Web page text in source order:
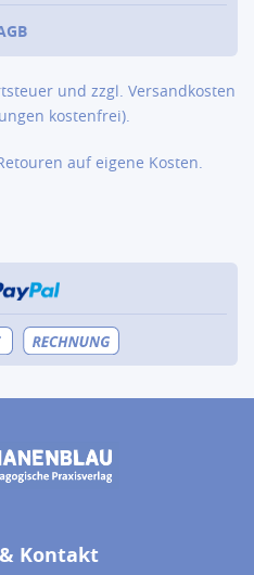
und zzgl. Versandkosten
kostenfrei).
auf eigene Kosten.
Kontakt